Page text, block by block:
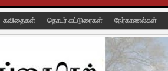
கவிதைகள் தொடர் கட்டுரைகள் நேர்காணல்கள்